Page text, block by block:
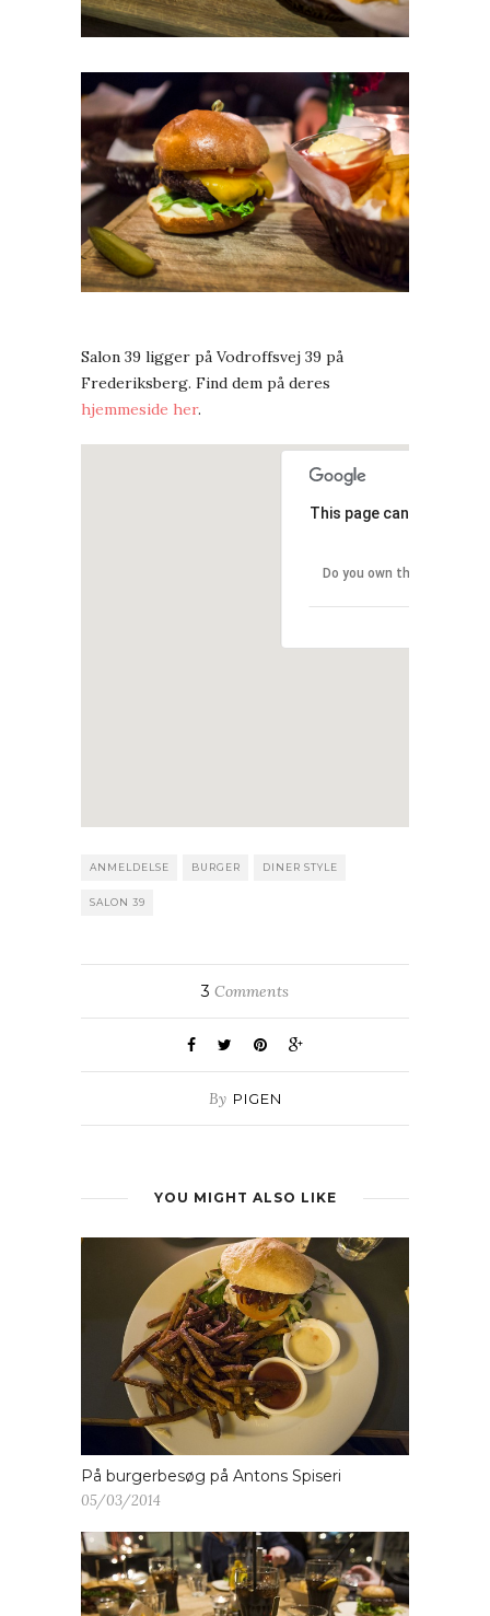
Salon 39 ligger på Vodroffsvej 39 på
Frederiksberg. Find dem på deres
hjemmeside her.
This page can't load
Do you own this website?
ANMELDELSE BURGER DINER STYLE
SALON 39
3 Comments
By PIGEN
YOU MIGHT ALSO LIKE
På burgerbesøg på Antons Spiseri
05/03/2014